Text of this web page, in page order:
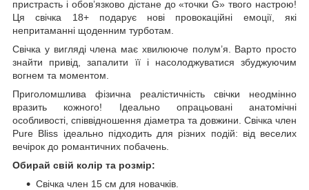
пристрасть і обов’язково дістане до «точки G» твого настрою!
Ця свічка 18+ подарує нові провокаційні емоції, які
непритаманні щоденним турботам.
Свічка у вигляді члена має хвилююче полум’я. Варто просто
знайти привід, запалити її і насолоджуватися збуджуючим
вогнем та моментом.
Приголомшлива фізична реалістичність свічки неодмінно
вразить кожного! Ідеально опрацьовані анатомічні
особливості, співвідношення діаметра та довжини. Свічка член
Pure Bliss ідеально підходить для різних подій: від веселих
вечірок до романтичних побачень.
Обирай свій колір та розмір:
Свічка член 15 см для новачків.